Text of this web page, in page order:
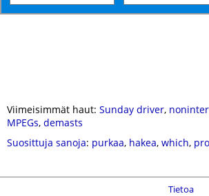
Viimeisimmät haut: Sunday driver,
MPEGs, demasts
Suosittuja sanoja: purkaa, hakea, which, pro
Tietoa